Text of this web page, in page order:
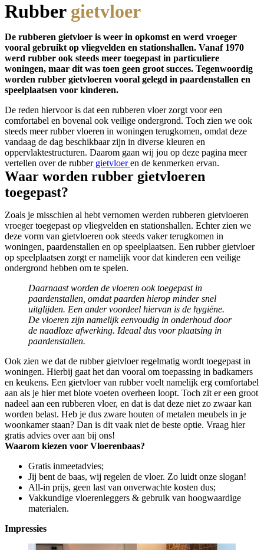
Rubbergietvloer
De rubberen gietvloer is weer in opkomst en werd vroeger
vooral gebruikt op vliegvelden en stationshallen. Vanaf 1970
werd rubber ook steeds meer toegepast in particuliere
woningen, maar dit was toen geen groot succes. Tegenwoordig
worden rubber gietvloeren vooral gelegd in paardenstallen en
speelplaatsen voor kinderen.
De reden hiervoor is dat een rubberen vloer zorgt voor een
comfortabel en bovenal ook veilige ondergrond. Toch zien we ook
steeds meer rubber vloeren in woningen terugkomen, omdat deze
vandaag de dag beschikbaar zijn in diverse kleuren en
oppervlaktestructuren. Daarom gaan wij jou op deze pagina meer
vertellen over de rubber gietvloeren de kenmerken ervan.
Waar worden rubber gietvloeren
toegepast?
Zoals je misschien al hebt vernomen werden rubberen gietvloeren
vroeger toegepast op vliegvelden en stationshallen. Echter zien we
deze vorm van gietvloeren ook steeds vaker terugkomen in
woningen, paardenstallen en op speelplaatsen. Een rubber gietvloer
op speelplaatsen zorgt er namelijk voor dat kinderen een veilige
ondergrond hebben om te spelen.
Daarnaast worden de vloeren ook toegepast in
paardenstallen, omdat paarden hierop minder snel
uitglijden. Een ander voordeel hiervan is de hygiëne.
De vloeren zijn namelijk eenvoudig in onderhoud door
de naadloze afwerking. Ideaal dus voor plaatsing in
paardenstallen.
Ook zien we dat de rubber gietvloer regelmatig wordt toegepast in
woningen. Hierbij gaat het dan vooral om toepassing in badkamers
en keukens. Een gietvloer van rubber voelt namelijk erg comfortabel
aan als je hier met blote voeten overheen loopt. Toch zit er een groot
nadeel aan een rubberen vloer, en dat is dat deze niet zo zwaar kan
worden belast. Heb je dus zware houten of metalen meubels in je
woonkamer staan? Dan is dit vaak niet de beste optie. Vraag hier
gratis advies over aan bij ons!
Waarom kiezen voor Vloerenbaas?
Gratis inmeetadvies;
Jij bent de baas, wij regelen de vloer. Zo luidt onze slogan!
All-in prijs, geen last van onverwachte kosten dus;
Vakkundige vloerenleggers & gebruik van hoogwaardige
materialen.
Impressies